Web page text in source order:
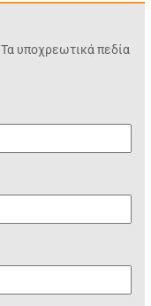
Τα υποχρεωτικά πεδία